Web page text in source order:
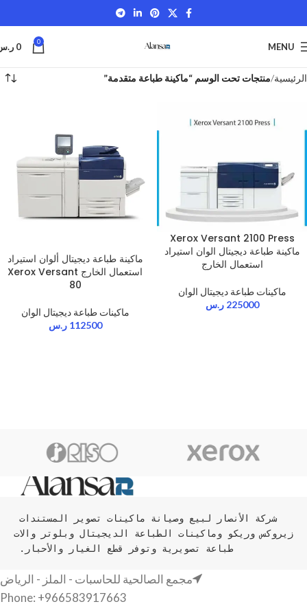
MENU
0
0
الرئيسية منتجات تحت الوسم “ماكينة طباعة متقدمة”
Xerox Versant 2100 Press
ماكينة طباعة ديجيتال الوان استيراد
استعمال الخارج
ماكينات طباعة ديجيتال الوان
225000 ر.س
ماكينة طباعة ديجيتال ألوان استيراد
استعمال الخارج Xerox Versant
80
ماكينات طباعة ديجيتال الوان
112500 ر.س
طباعة تصويرية وتوفر قطع الغيار والأحبار.
مجمع الصالحية للحاسبات - الملز - الرياض
Phone: +966583917663